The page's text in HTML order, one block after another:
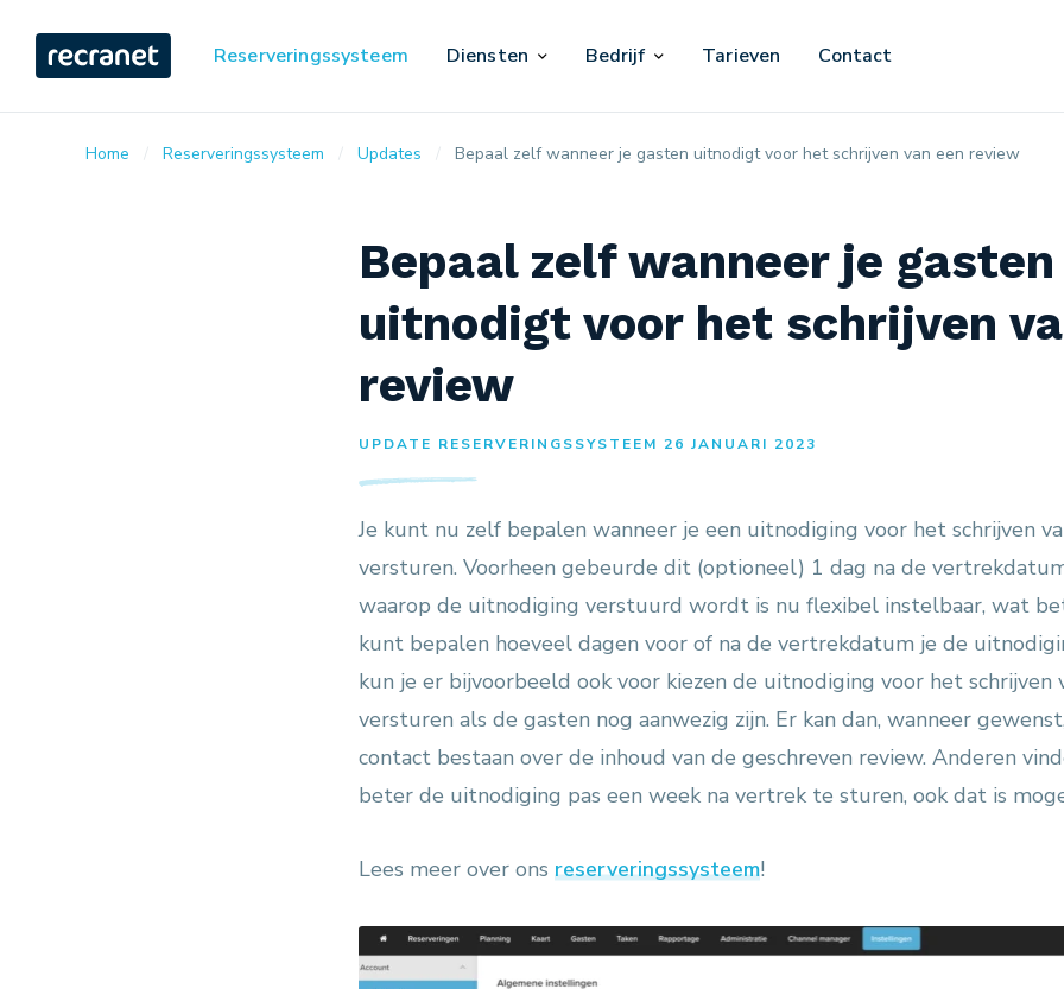
Reserveringssysteem Diensten Bedrijf Tarieven Contact
Home Reserveringssysteem Updates Bepaal zelf wanneer je gasten uitnodigt voor het schrijven van een review
Bepaal zelf wanneer je gasten
uitnodigt voor het schrijven
review
UPDATE RESERVERINGSSYSTEEM 26 JANUARI 2023
Je kunt nu zelf bepalen wanneer je een uitnodiging voor het schrijven
versturen. Voorheen gebeurde dit (optioneel) 1 dag na de
waarop de uitnodiging verstuurd wordt is nu flexibel instelbaar, wat
kunt bepalen hoeveel dagen voor of na de vertrekdatum je de
kun je er bijvoorbeeld ook voor kiezen de uitnodiging voor het schrijven
versturen als de gasten nog aanwezig zijn. Er kan dan, wanneer
contact bestaan over de inhoud van de geschreven review. Anderen
beter de uitnodiging pas een week na vertrek te sturen, ook dat is
Lees meer over ons reserveringssysteem!